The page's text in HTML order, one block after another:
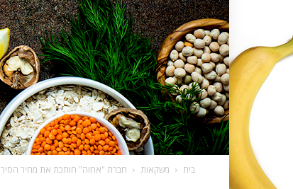
בית משקאות חברת "אחוה" חותכת את מחיר הסירופ לשתייה בכ-50%